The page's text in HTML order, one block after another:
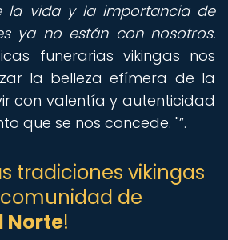
la vida y la importancia de
ya no están con nosotros.
funerarias vikingas nos
la belleza efímera de la
con valentía y autenticidad
que se nos concede. " .
tradiciones vikingas
de
Norte!